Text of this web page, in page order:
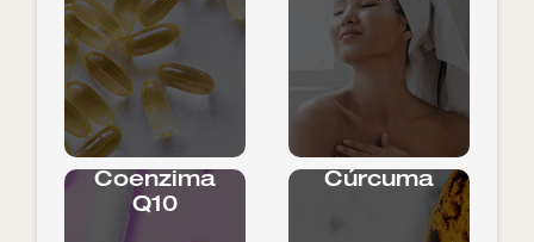
Coenzima
Q10
Cúrcuma